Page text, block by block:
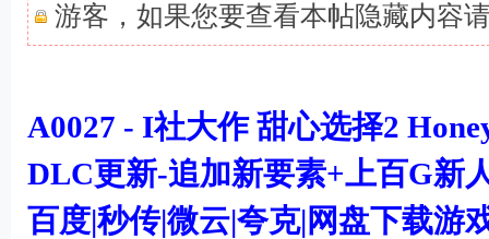
游客，如果您要查看本帖隐藏内容
A0027 - I社大作 甜心选择2
DLC更新-追加新要素+上百G新
百度|秒传|微云|夸克|网盘下载游